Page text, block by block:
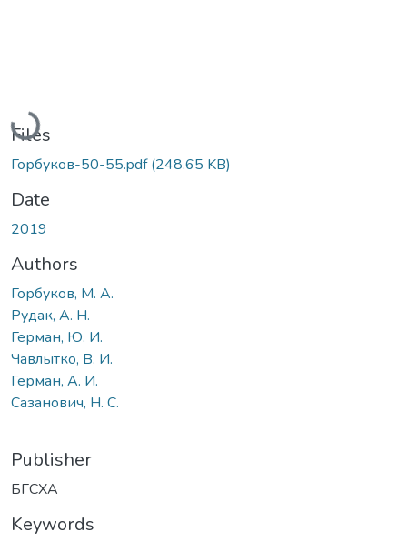
Loading...
Files
Горбуков-50-55.pdf(248.65 KB)
Date
2019
Authors
Горбуков, М. А.
Рудак, А. Н.
Герман, Ю. И.
Чавлытко, В. И.
Герман, А. И.
Сазанович, Н. С.
Publisher
БГСХА
Keywords